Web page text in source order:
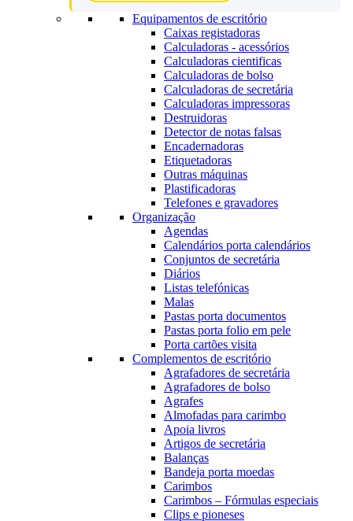
Equipamentos de escritório
Caixas registadoras
Calculadoras - acessórios
Calculadoras cientificas
Calculadoras de bolso
Calculadoras de secretária
Calculadoras impressoras
Destruidoras
Detector de notas falsas
Encadernadoras
Etiquetadoras
Outras máquinas
Plastificadoras
Telefones e gravadores
Organização
Agendas
Calendários porta calendários
Conjuntos de secretária
Diários
Listas telefónicas
Malas
Pastas porta documentos
Pastas porta folio em pele
Porta cartões visita
Complementos de escritório
Agrafadores de secretária
Agrafadores de bolso
Agrafes
Almofadas para carimbo
Apoia livros
Artigos de secretária
Balanças
Bandeja porta moedas
Carimbos
Carimbos – Fórmulas especiais
Clips e pioneses